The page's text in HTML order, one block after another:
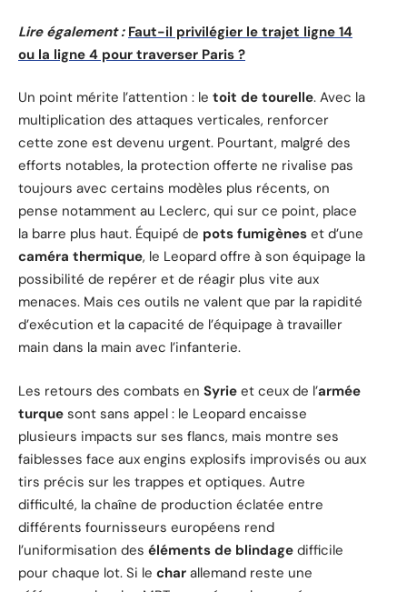
Lire également : Faut-il privilégier le trajet ligne 14
ou la ligne 4 pour traverser Paris ?
Un point mérite l’attention : le toit de tourelle. Avec la
multiplication des attaques verticales, renforcer
cette zone est devenu urgent. Pourtant, malgré des
efforts notables, la protection offerte ne rivalise pas
toujours avec certains modèles plus récents, on
pense notamment au Leclerc, qui sur ce point, place
la barre plus haut. Équipé de pots fumigènes et d’une
caméra thermique, le Leopard offre à son équipage la
possibilité de repérer et de réagir plus vite aux
menaces. Mais ces outils ne valent que par la rapidité
d’exécution et la capacité de l’équipage à travailler
main dans la main avec l’infanterie.
Les retours des combats en Syrie et ceux de l’armée
turque sont sans appel : le Leopard encaisse
plusieurs impacts sur ses flancs, mais montre ses
faiblesses face aux engins explosifs improvisés ou aux
tirs précis sur les trappes et optiques. Autre
difficulté, la chaîne de production éclatée entre
différents fournisseurs européens rend
l’uniformisation des éléments de blindage difficile
pour chaque lot. Si le char allemand reste une